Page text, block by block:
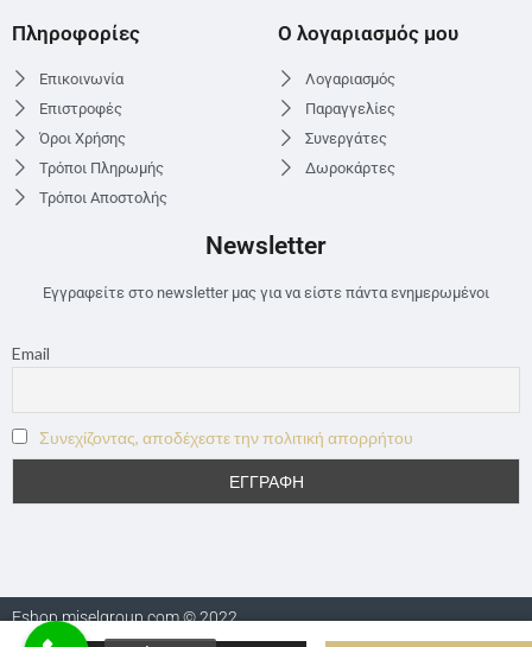
Πληροφορίες
Επικοινωνία
Επιστροφές
Όροι Χρήσης
Τρόποι Πληρωμής
Τρόποι Αποστολής
Ο λογαριασμός μου
Λογαριασμός
Παραγγελίες
Συνεργάτες
Δωροκάρτες
Newsletter
Εγγραφείτε στο newsletter μας για να είστε πάντα ενημερωμένοι
Email
Συνεχίζοντας, αποδέχεστε την πολιτική απορρήτου
Eshop.miselgroup.com © 2022